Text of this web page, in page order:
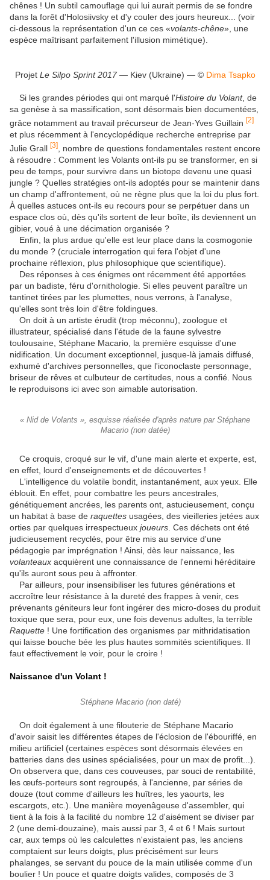
chênes ! Un subtil camouflage qui lui aurait permis de se fondre
dans la forêt d'Holosiivsky et d'y couler des jours heureux... (voir
ci-dessous la représentation d'un ce ces «volants-chêne», une
espèce maîtrisant parfaitement l'illusion mimétique).
Projet Le Silpo Sprint 2017— Kiev (Ukraine) — © Dima Tsapko
Si les grandes périodes qui ont marqué l'Histoire du Volant, de
sa genèse à sa massification, sont désormais bien documentées,
grâce notamment au travail précurseur de Jean-Yves Guillain [2]
et plus récemment à l'encyclopédique recherche entreprise par
Julie Grall [3]
, nombre de questions fondamentales restent encore
à résoudre : Comment les Volants ont-ils pu se transformer, en si
peu de temps, pour survivre dans un biotope devenu une quasi
jungle ? Quelles stratégies ont-ils adoptés pour se maintenir dans
un champ d'affrontement, où ne règne plus que la loi du plus fort.
À quelles astuces ont-ils eu recours pour se perpétuer dans un
espace clos où, dès qu'ils sortent de leur boîte, ils deviennent un
gibier, voué à une décimation organisée ?
Enfin, la plus ardue qu'elle est leur place dans la cosmogonie
du monde ? (cruciale interrogation qui fera l'objet d'une
prochaine réflexion, plus philosophique que scientifique).
Des réponses à ces énigmes ont récemment été apportées
par un badiste, féru d'ornithologie. Si elles peuvent paraître un
tantinet tirées par les plumettes, nous verrons, à l'analyse,
qu'elles sont très loin d'être foldingues.
On doit à un artiste érudit (trop méconnu), zoologue et
illustrateur, spécialisé dans l'étude de la faune sylvestre
toulousaine, Stéphane Macario, la première esquisse d'une
nidification. Un document exceptionnel, jusque-là jamais diffusé,
exhumé d'archives personnelles, que l'iconoclaste personnage,
briseur de rêves et culbuteur de certitudes, nous a confié. Nous
le reproduisons ici avec son aimable autorisation.
« Nid de Volants », esquisse réalisée d'après nature par Stéphane
Macario (non datée)
Ce croquis, croqué sur le vif, d'une main alerte et experte, est,
en effet, lourd d'enseignements et de découvertes !
L'intelligence du volatile bondit, instantanément, aux yeux. Elle
éblouit. En effet, pour combattre les peurs ancestrales,
génétiquement ancrées, les parents ont, astucieusement, conçu
un habitat à base de raquettes usagées, des vieilleries jetées aux
orties par quelques irrespectueux joueurs . Ces déchets ont été
judicieusement recyclés, pour être mis au service d'une
pédagogie par imprégnation ! Ainsi, dès leur naissance, les
volanteaux acquièrent une connaissance de l'ennemi héréditaire
qu'ils auront sous peu à affronter.
Par ailleurs, pour insensibiliser les futures générations et
accroître leur résistance à la dureté des frappes à venir, ces
prévenants géniteurs leur font ingérer des micro-doses du produit
toxique que sera, pour eux, une fois devenus adultes, la terrible
Raquette ! Une fortification des organismes par mithridatisation
qui laisse bouche bée les plus hautes sommités scientifiques. Il
faut effectivement le voir, pour le croire !
Naissance d'un Volant !
Stéphane Macario (non daté)
On doit également à une filouterie de Stéphane Macario
d'avoir saisit les différentes étapes de l'éclosion de l'ébouriffé, en
milieu artificiel (certaines espèces sont désormais élevées en
batteries dans des usines spécialisées, pour un max de profit...).
On observera que, dans ces couveuses, par souci de rentabilité,
les œufs-porteurs sont regroupés, à l'ancienne, par séries de
douze (tout comme d'ailleurs les huîtres, les yaourts, les
escargots, etc.). Une manière moyenâgeuse d'assembler, qui
tient à la fois à la facilité du nombre 12 d'aisément se diviser par
2 (une demi-douzaine), mais aussi par 3, 4 et 6 ! Mais surtout
car, aux temps où les calculettes n'existaient pas, les anciens
comptaient sur leurs doigts, plus précisément sur leurs
phalanges, se servant du pouce de la main utilisée comme d'un
boulier ! Un pouce et quatre doigts valides, composés de 3